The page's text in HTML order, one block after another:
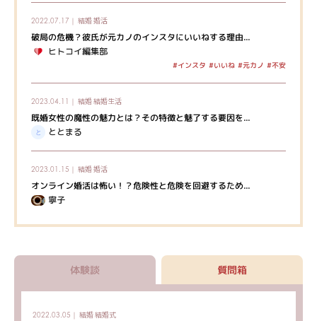
2022.07.17｜ 結婚婚活
破局の危機？彼氏が元カノのインスタにいいねする理由...
ヒトコイ編集部
#インスタ #いいね #元カノ #不安
2023.04.11｜ 結婚結婚生活
既婚女性の魔性の魅力とは？その特徴と魅了する要因を...
ととまる
2023.01.15｜ 結婚婚活
オンライン婚活は怖い！？危険性と危険を回避するため...
寧子
体験談 質問箱
2022.03.05｜ 結婚結婚式